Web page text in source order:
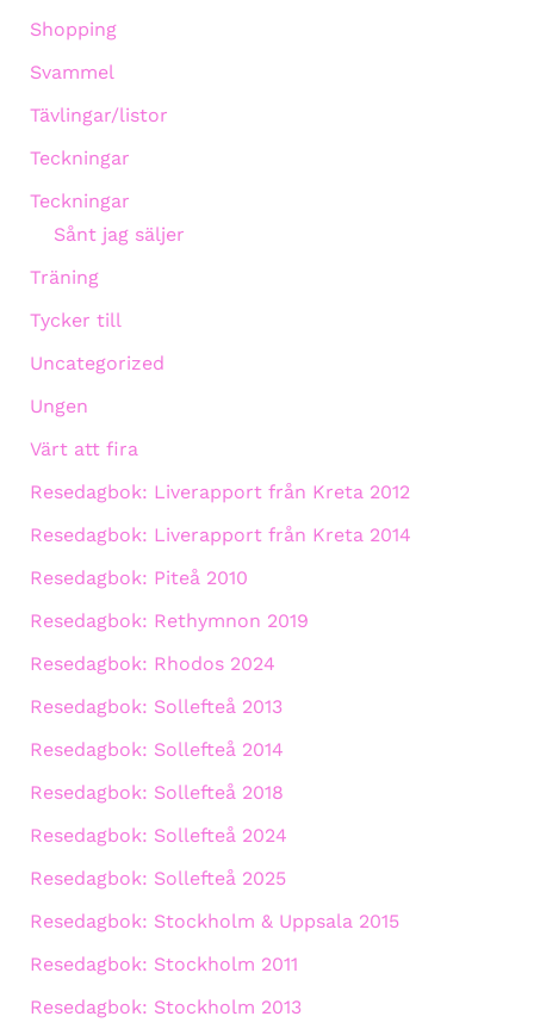
Shopping
Svammel
Tävlingar/listor
Teckningar
Teckningar
Sånt jag säljer
Träning
Tycker till
Uncategorized
Ungen
Värt att fira
Resedagbok: Liverapport från Kreta 2012
Resedagbok: Liverapport från Kreta 2014
Resedagbok: Piteå 2010
Resedagbok: Rethymnon 2019
Resedagbok: Rhodos 2024
Resedagbok: Sollefteå 2013
Resedagbok: Sollefteå 2014
Resedagbok: Sollefteå 2018
Resedagbok: Sollefteå 2024
Resedagbok: Sollefteå 2025
Resedagbok: Stockholm & Uppsala 2015
Resedagbok: Stockholm 2011
Resedagbok: Stockholm 2013